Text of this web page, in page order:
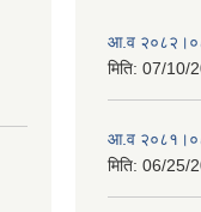
आ.व
मिति: 07/10/
आ.व
मिति: 06/25/